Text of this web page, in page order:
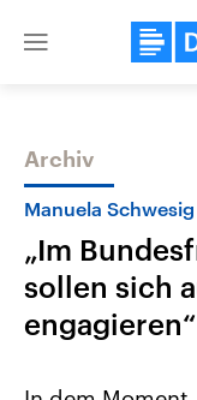
Close
Themen
Archiv
Manuela Schwesig
„Im
sollen sich
engagieren“